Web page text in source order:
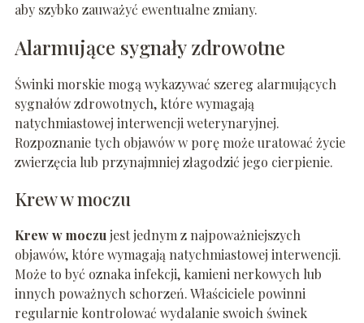
aby szybko zauważyć ewentualne zmiany.
Alarmujące sygnały zdrowotne
Świnki morskie mogą wykazywać szereg alarmujących
sygnałów zdrowotnych, które wymagają
natychmiastowej interwencji weterynaryjnej.
Rozpoznanie tych objawów w porę może uratować życie
zwierzęcia lub przynajmniej złagodzić jego cierpienie.
Krew w moczu
Krew w moczujest jednym z najpoważniejszych
objawów, które wymagają natychmiastowej interwencji.
Może to być oznaka infekcji, kamieni nerkowych lub
innych poważnych schorzeń. Właściciele powinni
regularnie kontrolować wydalanie swoich świnek